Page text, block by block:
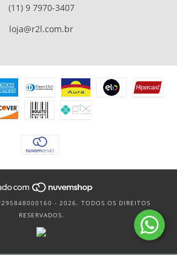
(11) 9 7970-3407
loja@r2l.com.br
- 2026. TODOS OS DIREITOS
RESERVADOS.